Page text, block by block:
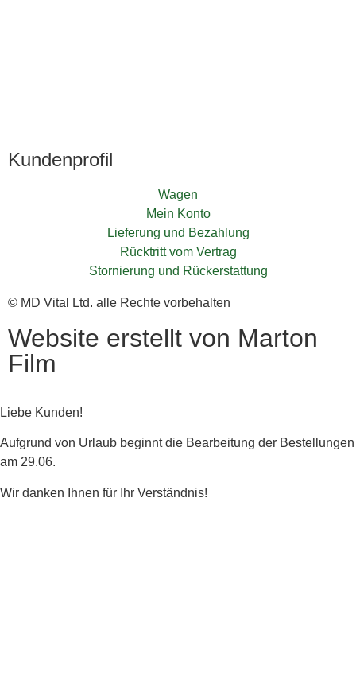
Kundenprofil
Wagen
Mein Konto
Lieferung und Bezahlung
Rücktritt vom Vertrag
Stornierung und Rückerstattung
© MD Vital Ltd. alle Rechte vorbehalten
Website erstellt von Marton
Film
Liebe Kunden!
Aufgrund von Urlaub beginnt die Bearbeitung der Bestellungen
am 29.06.
Wir danken Ihnen für Ihr Verständnis!